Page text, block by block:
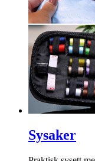
Sysaker